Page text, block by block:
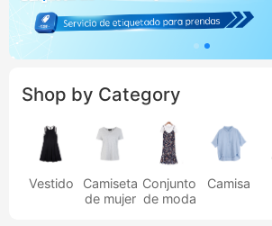
Shop by Category
Vestido
Camiseta
de mujer
Conjunto
de moda
Camisa